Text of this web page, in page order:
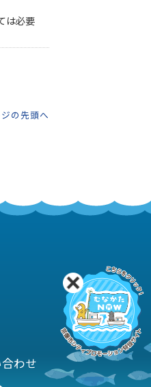
は必要
の先頭へ
わせ